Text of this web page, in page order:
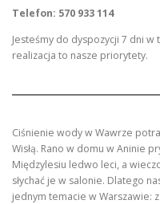
Telefon: 570 933 114
Jesteśmy do dyspozycji 7 dni
realizacja to nasze priorytety.
Ciśnienie wody w Wawrze
Wisłą. Rano w domu w Aninie
Międzylesiu ledwo leci, a
słychać je w salonie. Dlatego
jednym temacie w Warszawie: